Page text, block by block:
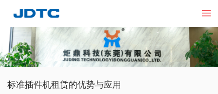
标准插件机租赁的优势与应用